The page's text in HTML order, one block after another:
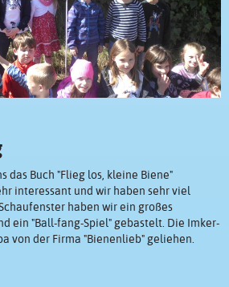
das Buch "Flieg los, kleine Biene"
interessant und wir haben sehr viel
haben wir ein großes
ein "Ball-fang-Spiel" gebastelt. Die Imker-
von der Firma "Bienenlieb" geliehen.